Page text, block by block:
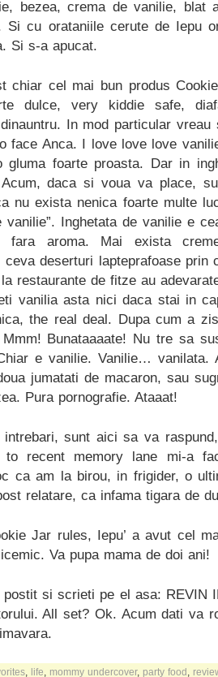
bezea, crema de vanilie, blat
Si cu orataniile cerute de Iepu
Si s-a apucat.
chiar cel mai bun produs
dulce, very kiddie safe,
In mod particular
face Anca. I love love love
gluma foarte proasta. Dar in
daca si voua va place,
nu exista nenica foarte multe
vanilie”. Inghetata de vanilie e
fara aroma. Mai exista
ceva deserturi lapteprafoase prin
restaurante de fitze au
vanilia asta nici daca stai in
the real deal. Dupa cum a
Bunataaaate! Nu tre sa
e vanilie. Vanilie… vanilata.
jumatati de macaron, sau
Pura pornografie. Ataaat!
sunt aici sa va
recent memory lane mi-a
ca am la birou, in frigider, o
relatare, ca infama tigara de
Jar rules, Iepu’ a avut cel
Va pupa mama de doi ani!
postit si scrieti pe el asa: REVIN
All set? Ok. Acum dati va
life mommy undercover, party food